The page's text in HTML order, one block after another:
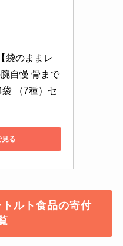
袋のままレ
自慢 骨まで
（7種）セ
る
ルト食品の寄付